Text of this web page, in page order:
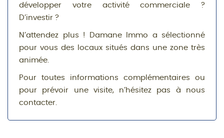
développer votre activité commerciale ?
D’investir ?
N’attendez plus ! Damane Immo a sélectionné
pour vous des locaux situés dans une zone très
animée.
Pour toutes informations complémentaires ou
pour prévoir une visite, n’hésitez pas à nous
contacter.